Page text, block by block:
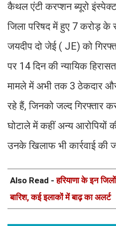
कैथल एंटी करप्शन ब्यूरो
जिला परिषद में हुए 7 करोड़ के
जयदीप दो जेई ( JE) को
पर 14 दिन की न्यायिक
मामले में अभी तक 3 ठेकदार
रहे हैं, जिनको जल्द गिरफ्तार
घोटाले में कहीं अन्य आरोपियों
उनके खिलाफ भी कार्रवाई की
Also Read -हरियाणा के इन
बारिश, कई इलाकों में बाढ़ का अलर्ट